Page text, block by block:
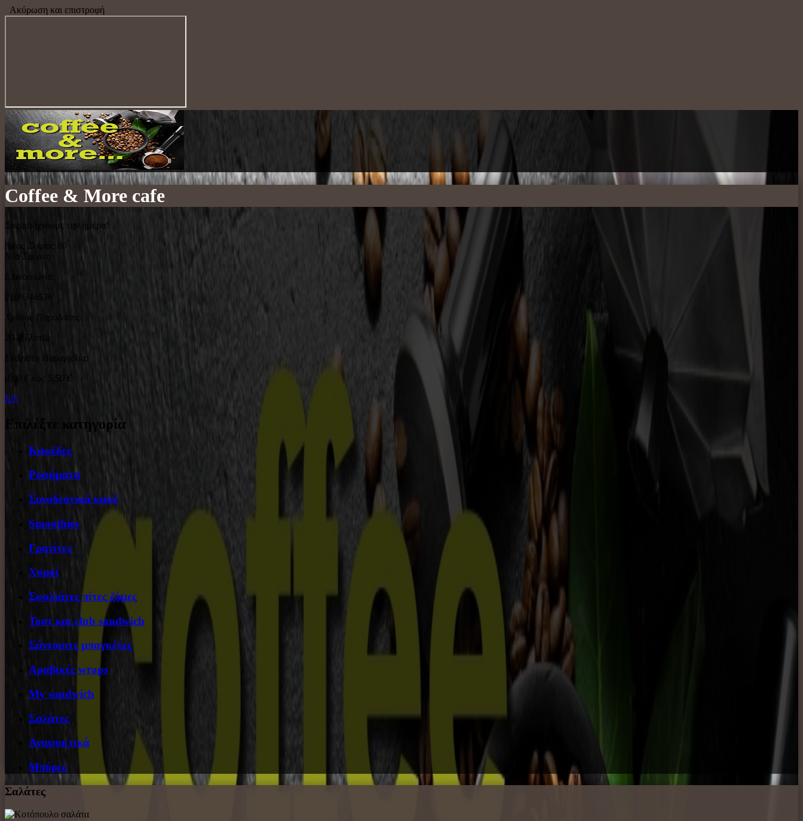
Ακύρωση και επιστροφή
Coffee & More cafe
Σας φτιάχνουμε την ημέρα!
Αγίας Σοφίας 80
Νέα Σμύρνη
Επικοινωνία:
2109346536
Χρόνος Παράδοσης:
20-35 λεπτά
Ελάχιστη Παραγγελία:
0,00 € έως 5,50 €
EN
Επιλέξτε κατηγορία
Καφέδες
Ροφήματα
Συνοδευτικά καφέ
Smoothies
Γρανίτες
Χυμοί
Σφολιάτες πίτες ζύμες
Τοστ και club sandwich
Σάντουιτς μπαγκέτες
Αραβικές wraps
My sandwich
Σαλάτες
Αναψυκτικά
Μπύρες
Σαλάτες